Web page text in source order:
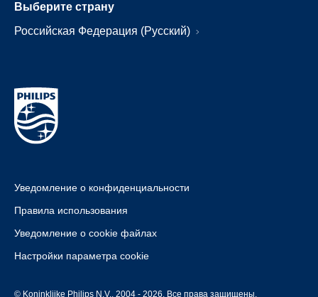
Выберите страну
Российская Федерация (Русский)
Уведомление о конфиденциальности
Правила использования
Уведомление о cookie файлах
Настройки параметра cookie
© Koninklijke Philips N.V., 2004 - 2026. Все права защищены.